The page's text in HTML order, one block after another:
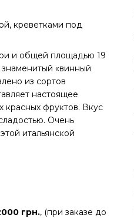
креветками под
и общей площадью 19
«винный
из сортов
настоящее
красных фруктов. Вкус
Очень
итальянской
грн., (при заказе до